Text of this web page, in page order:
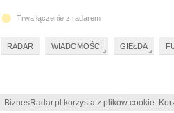
BiznesRadar.pl korzysta z plików cookie.
Trwa łączenie z radarem
RADAR WIADOMOŚCI GIEŁDA